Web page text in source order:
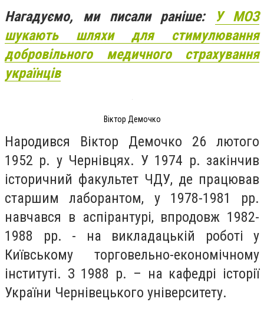
Нагадуємо, ми писали раніше: У МОЗ
шукають шляхи для стимулювання
добровільного медичного страхування
українців
Віктор Демочко
Народився Віктор Демочко 26 лютого
1952 р. у Чернівцях. У 1974 р. закінчив
історичний факультет ЧДУ, де працював
старшим лаборантом, у 1978-1981 рр.
навчався в аспірантурі, впродовж 1982-
1988 рр. - на викладацькій роботі у
Київському торговельно-економічному
інституті. З 1988 р. – на кафедрі історії
України Чернівецького університету.